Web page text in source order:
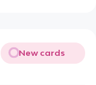
New cards